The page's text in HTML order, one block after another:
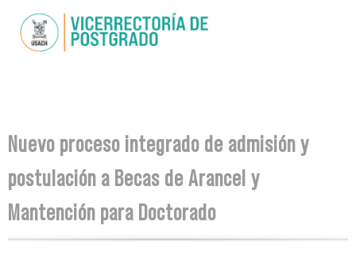
main
You are here
Nuevo proceso integrado de admisión y
postulación a Becas de Arancel y
Mantención para Doctorado